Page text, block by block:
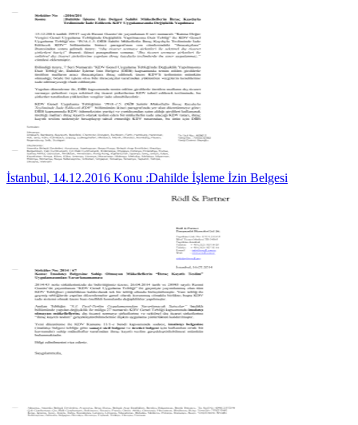
İstanbul, 14.12.2016 Konu :Dahilde İşleme İzin Belgesi